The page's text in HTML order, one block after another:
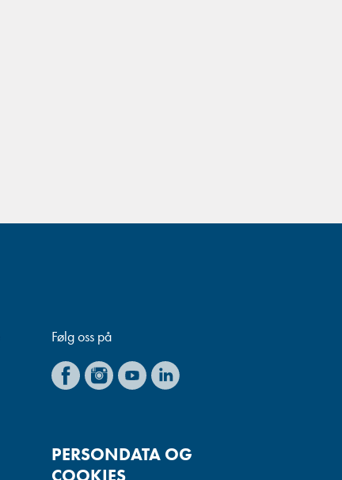
Følg oss på
PERSONDATA OG